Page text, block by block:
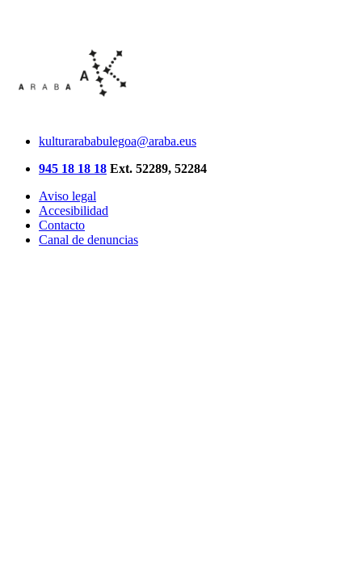
kulturarababulegoa@araba.eus
945 18 18 18 Ext. 52289, 52284
Aviso legal
Accesibilidad
Contacto
Canal de denuncias